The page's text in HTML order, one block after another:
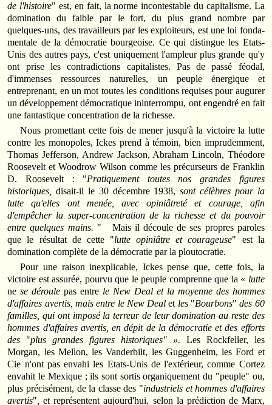
de l'histoire" est, en fait, la norme incontestable du capitalisme. La
domination du faible par le fort, du plus grand nombre par
quelques-uns, des travailleurs par les exploiteurs, est une loi fonda­
mentale de la démocratie bourgeoise. Ce qui distingue les Etats-
Unis des autres pays, c'est uniquement l'ampleur plus grande qu'y
ont prise les contradictions capitalistes. Pas de passé féodal,
d'immenses ressources naturelles, un peuple énergique et
entreprenant, en un mot toutes les conditions requises pour augurer
un développement démocratique inin­terrompu, ont engendré en fait
une fantastique concentration de la richesse.
Nous promettant cette fois de mener jusqu'à la victoire la lutte
contre les monopoles, Ickes prend à témoin, bien imprudemment,
Thomas Jefferson, Andrew Jackson, Abraham Lincoln, Théodore
Roosevelt et Woodrow Wilson comme les précurseurs de Franklin
D. Roosevelt : "Pratiquement toutes nos grandes figures
historiques,
disait-il le 30 décembre 1938,sont célèbres pour la
lutte qu'elles ont menée, avec opiniâtreté et courage, afin
d'empêcher la super-concentration de la richesse et du pouvoir
entre quelques mains. "
Mais il découle de ses propres paroles
que le résultat de cette "lutte opiniâtre et courageuse" est la
domination complète de la démocratie par la ploutocratie.
Pour une raison inexplicable, Ickes pense que, cette fois, la
victoire est assurée, pourvu que le peuple comprenne que la « lutte
nese déroule pas entre le New Deal et la moyenne des hommes
d'affaires avertis, mais entre le New Deal et les"Bourbons"des 60
familles, qui ont imposé la terreur de leur domination au reste des
hommes d'affaires avertis, en dépit de la démocratie et des efforts
des "plus grandes figures historiques" ». Les Rockfeller, les
Morgan, les Mellon, les Vanderbilt, les Guggenheim, les Ford et
Cie n'ont pas envahi les Etats-­Unis de l'extérieur, comme Cortez
envahit le Mexique ; ils sont sortis organiquement du "peuple" ou,
plus précisément, de la classe des "industriels et hommes d'affaires
avertis" et représentent aujourd'hui, selon la prédiction de Marx,